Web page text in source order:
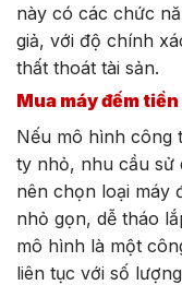
này có các chức
giả, với độ chính
thất thoát tài sản.
Mua máy đếm
Nếu mô hình công
ty nhỏ, nhu cầu sử
nên chọn loại máy
nhỏ gọn, dễ tháo
mô hình là một
liên tục với số